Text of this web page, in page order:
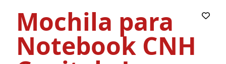
Mochila para
Notebook CNH